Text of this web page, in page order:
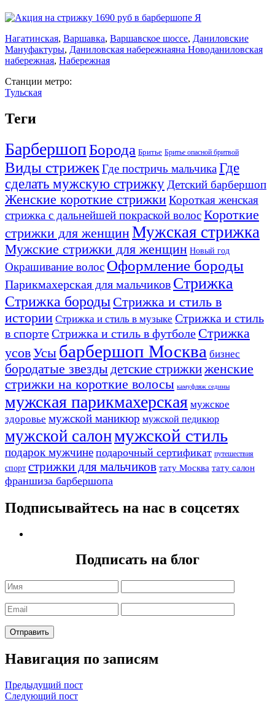
Нагатинская, Варшавка, Варшавское шоссе, Даниловские
Мануфактуры, Даниловская набережнаяна Новоданиловская
набережная, Набережная
Станции метро:
Тульская
Теги
БарбершопБорода Бритье Бритье опасной бритвой
Виды стрижекГде постричь мальчикаГде
сделать мужскую стрижку Детский барбершоп
Женские короткие стрижкиКороткая женская
стрижка с дальнейшей покраской волосКороткие
стрижки для женщинМужская стрижка
Мужские стрижки для женщин Новый год
Окрашивание волос Оформление бороды
Парикмахерская для мальчиков Стрижка
Стрижка бороды Стрижка и стиль в
истории Стрижка и стиль в музыке Стрижка и стиль
в спортеСтрижка и стиль в футболе Стрижка
усовУсы барбершоп Москва бизнес
бородатые звезды детские стрижкиженские
стрижки на короткие волосы камуфляж седины
мужская парикмахерская мужское
здоровье мужской маникюр мужской педикюр
мужской салонмужской стиль
подарок мужчине подарочный сертификат путешествия
спорт стрижки для мальчиков тату Москва тату салон
франшиза барбершопа
Подписывайтесь на нас в соцсетях
Подписать на блог
Навигация по записям
Предыдущий пост
Следующий пост